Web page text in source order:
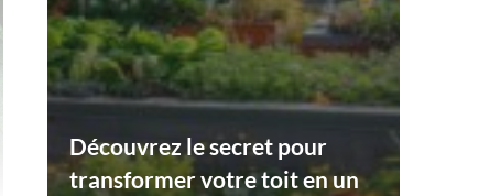
Découvrez le secret pour
transformer votre toit en un